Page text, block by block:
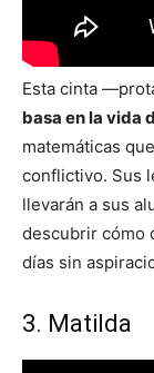
Esta cinta
basa en la vida
matemáticas
conflictivo. Sus
llevarán a sus
descubrir cómo
días sin
3. Matilda